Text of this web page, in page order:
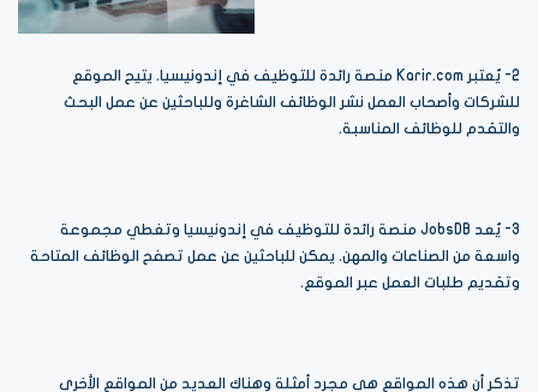
2- يُعتبر Karir.com منصة رائدة للتوظيف في إندونيسيا. يتيح الموقع
للشركات وأصحاب العمل نشر الوظائف الشاغرة وللباحثين عن عمل البحث
والتقدم للوظائف المناسبة.
3- يُعد JobsDB منصة رائدة للتوظيف في إندونيسيا وتغطي مجموعة
واسعة من الصناعات والمهن. يمكن للباحثين عن عمل تصفح الوظائف المتاحة
وتقديم طلبات العمل عبر الموقع.
تذكر أن هذه المواقع هي مجرد أمثلة وهناك العديد من المواقع الأخرى